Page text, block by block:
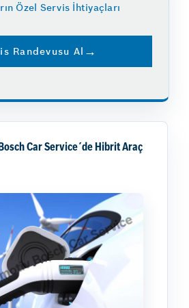
Özel Servis İhtiyaçları
Randevusu Al
Car Service´de Hibrit Araç